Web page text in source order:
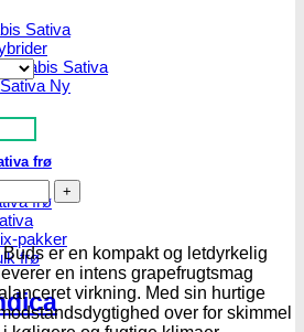
Sativa
Sativa
frø
frø
pakker
frø er en kompakt og letdyrkelig
en intens grapefrugtsmag
virkning. Med sin hurtige
over for skimmel